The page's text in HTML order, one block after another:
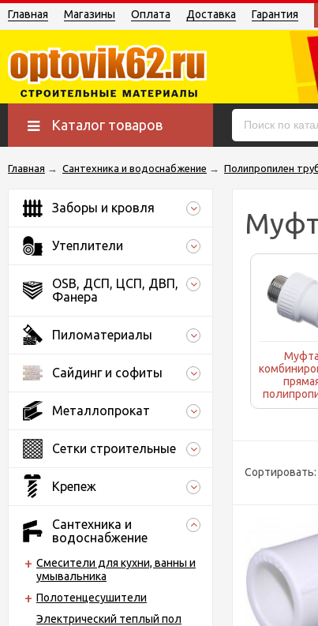
Главная Магазины Оплата Доставка Гарантия
Каталог товаров
Главная → Сантехника и водоснабжение → Полипропилен
Заборы и кровля
Утеплители
OSB, ДСП, ЦСП, ДВП,
Фанера
Пиломатериалы
Сайдинг и софиты
Металлопрокат
Сетки строительные
Крепеж
Сантехника и
водоснабжение
Смесители для кухни, ванны и
умывальника
Полотенцесушители
Электрический теплый пол
Муфта
Сортировать: